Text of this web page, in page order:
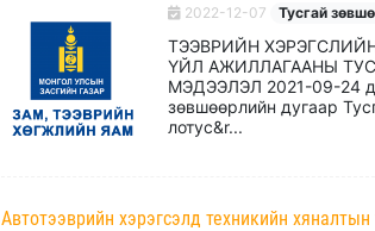
2022-12-07 Тусгай
ТЭЭВРИЙН
ҮЙЛ АЖИЛЛАГААНЫ
МЭДЭЭЛЭЛ 2021-09-24
зөвшөөрлийн дугаар
лотус&r...
Автотээврийн хэрэгсэлд техникийн